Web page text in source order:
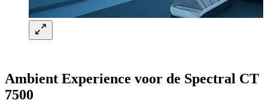
Ambient Experience voor de Spectral CT
7500